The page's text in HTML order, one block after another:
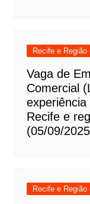
Recife e Região
Vaga de
Comercial
Recife e
(05/09/
Recife e Região